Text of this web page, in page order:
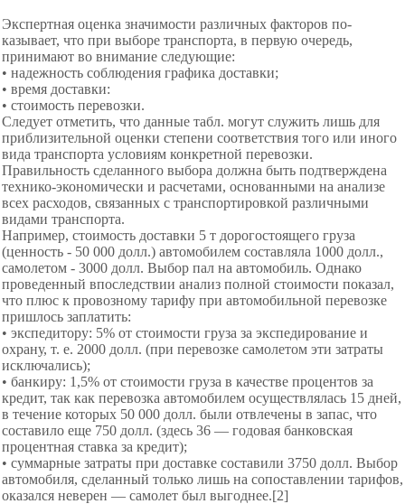
Экспертная оценка значимости различных факторов по­
казывает, что при выборе транспорта, в первую очередь,
принимают во внимание следующие:
• надежность соблюдения графика доставки;
• время доставки:
• стоимость перевозки.
Следует отметить, что данные табл. могут служить лишь для
приблизительной оценки степени соответствия того или иного
вида транспорта условиям конкретной пе­ревозки.
Правильность сделанного выбора должна быть под­тверждена
технико-экономически и расчетами, основанными на анализе
всех расходов, связанных с транспортировкой различными
видами транспорта.
Например, стоимость доставки 5 т дорогостоящего груза
(ценность - 50 000 долл.) автомобилем составляла 1000 долл.,
самолетом - 3000 долл. Выбор пал на автомо­биль. Однако
проведенный впоследствии анализ полной сто­имости показал,
что плюс к провозному тарифу при авто­мобильной перевозке
пришлось заплатить:
• экспедитору: 5% от стоимости груза за экспедиро­вание и
охрану, т. е. 2000 долл. (при перевозке самолетом эти затраты
исключались);
• банкиру: 1,5% от стоимости груза в качестве про­центов за
кредит, так как перевозка автомобилем осуществлялась 15 дней,
в течение которых 50 000 долл. были от­влечены в запас, что
составило еще 750 долл. (здесь 36 — годовая банковская
процентная ставка за кредит);
• суммарные затраты при доставке составили 3750 долл. Выбор
автомобиля, сделанный только лишь на сопоставлении тарифов,
оказался неверен — самолет был выгоднее.[2]